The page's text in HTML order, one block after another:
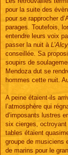
pour la suite des
pour se rapprocher
parages. Toutefois,
entendre leurs voix
passer la nuit à
conseillée. Sa
soupirs de
Mendoza dut se
hommes cette nuit.
A peine étaient-ils
l’atmosphère qui
d’imposants lustres
six cierges,
tables étaient
groupe de musiciens
de marins pour le